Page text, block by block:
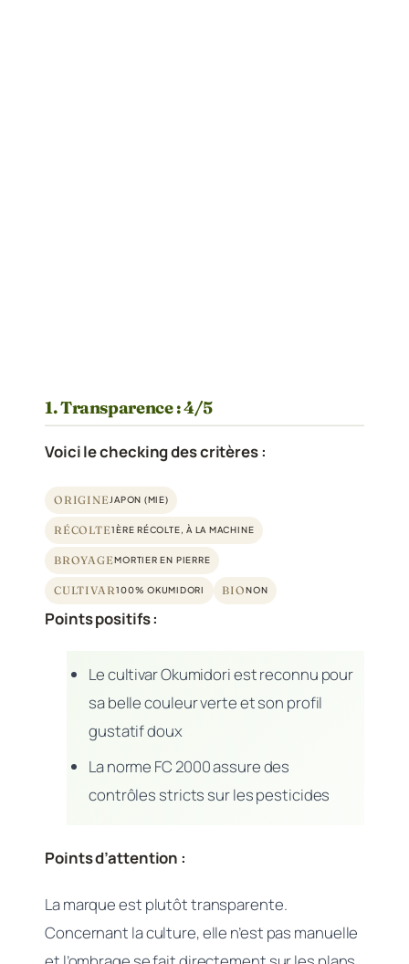
1. Transparence : 4/5
Voici le checking des critères :
ORIGINEJAPON (MIE)
RÉCOLTE1ÈRE RÉCOLTE, À LA MACHINE
BROYAGEMORTIER EN PIERRE
CULTIVAR100% OKUMIDORI BIONON
Points positifs :
Le cultivar Okumidori est reconnu pour
sa belle couleur verte et son profil
gustatif doux
La norme FC 2000 assure des
contrôles stricts sur les pesticides
Points d’attention :
La marque est plutôt transparente.
Concernant la culture, elle n’est pas manuelle